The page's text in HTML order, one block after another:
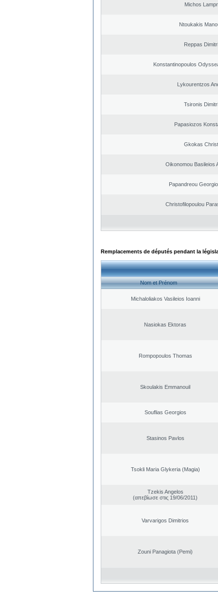
Michos
Ntoukakis
Reppas
Konstantinopoulos
Lykourentzos
Tsironis
Papasiozos
Gkokas
Oikonomou Basileios
Papandreou
Christofilopoulou
Remplacements de députés pendant la
Nom et Prénom
Michaloliakos Vasileios Ioanni
Nasiokas Ektoras
Rompopoulos Thomas
Skoulakis Emmanouil
Souflias Georgios
Stasinos Pavlos
Tsokli Maria Glykeria (Magia)
Tzekis Angelos
(απεβίωσε στις 19/06/2011)
Varvarigos Dimitrios
Zouni Panagiota (Pemi)